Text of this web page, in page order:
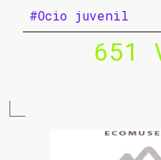
#Ocio juvenil
651